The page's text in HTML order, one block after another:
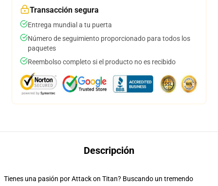
Transacción segura
Entrega mundial a tu puerta
Número de seguimiento proporcionado para todos los
paquetes
Reembolso completo si el producto no es recibido
Descripción
Tienes una pasión por Attack on Titan? Buscando un tremendo